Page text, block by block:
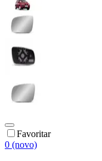
Favoritar
0 (novo)